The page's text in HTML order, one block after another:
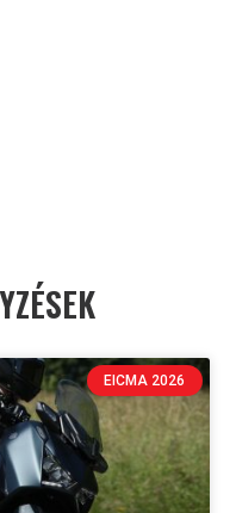
EICMA 2026